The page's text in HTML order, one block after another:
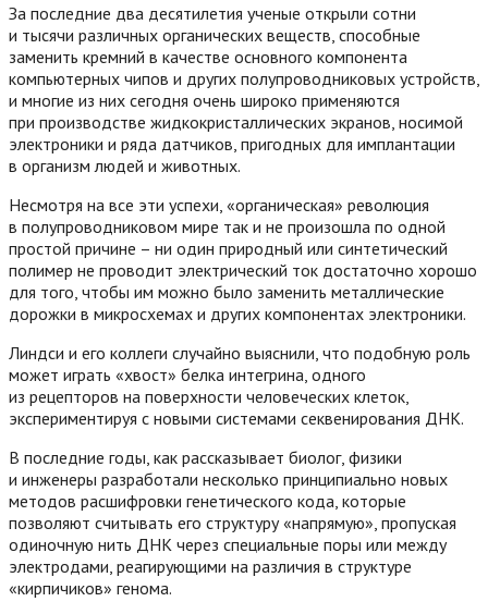
За последние два десятилетия ученые открыли сотни
и тысячи различных органических веществ, способные
заменить кремний в качестве основного компонента
компьютерных чипов и других полупроводниковых устройств,
и многие из них сегодня очень широко применяются
при производстве жидкокристаллических экранов, носимой
электроники и ряда датчиков, пригодных для имплантации
в организм людей и животных.
Несмотря на все эти успехи, «органическая» революция
в полупроводниковом мире так и не произошла по одной
простой причине – ни один природный или синтетический
полимер не проводит электрический ток достаточно хорошо
для того, чтобы им можно было заменить металлические
дорожки в микросхемах и других компонентах электроники.
Линдси и его коллеги случайно выяснили, что подобную роль
может играть «хвост» белка интегрина, одного
из рецепторов на поверхности человеческих клеток,
экспериментируя с новыми системами секвенирования ДНК.
В последние годы, как рассказывает биолог, физики
и инженеры разработали несколько принципиально новых
методов расшифровки генетического кода, которые
позволяют считывать его структуру «напрямую», пропуская
одиночную нить ДНК через специальные поры или между
электродами, реагирующими на различия в структуре
«кирпичиков» генома.